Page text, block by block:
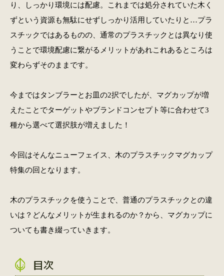
り、しっかり環境には配慮。これまでは処分されていた木く
ずという資源も無駄にせずしっかり活用していたりと…プラ
スチックではあるものの、通常のプラスチックとは異なり使
うことで環境配慮に繋がるメリットがあれこれあるところは
変わらずそのままです。
今まではタンブラーとお皿の2択でしたが、マグカップが増
えたことでターゲットやブランドコンセプト等に合わせて3
種から選べて選択肢が増えました！
今回はそんなニューフェイス、木のプラスチックマグカップ
特集の回となります。
木のプラスチックを使うことで、普通のプラスチックとの違
いは？どんなメリットが生まれるのか？から、マグカップに
ついても書き綴っていきます。
目次